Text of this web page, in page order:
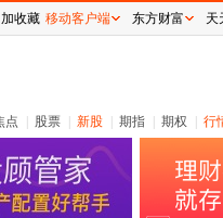
点 股票 新股 期指 期权 行
加收藏 移动客户端 东方财富 天